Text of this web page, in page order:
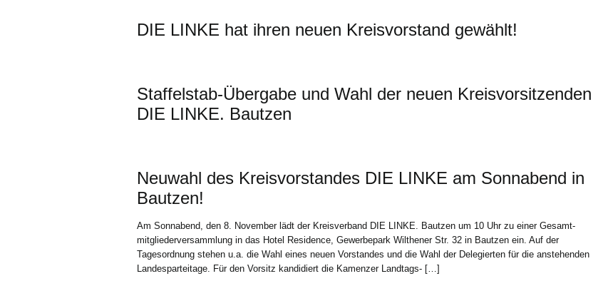
DIE LINKE hat ihren neuen Kreisvorstand gewählt!
Staffelstab-Übergabe und Wahl der neuen Kreisvorsitzenden
DIE LINKE. Bautzen
Neuwahl des Kreisvorstandes DIE LINKE am Sonnabend in
Bautzen!
Am Sonnabend, den 8. November lädt der Kreisverband DIE LINKE. Bautzen um 10 Uhr zu einer Gesamt-
mitgliederversammlung in das Hotel Residence, Gewerbepark Wilthener Str. 32 in Bautzen ein. Auf der
Tagesordnung stehen u.a. die Wahl eines neuen Vorstandes und die Wahl der Delegierten für die anstehenden
Landesparteitage. Für den Vorsitz kandidiert die Kamenzer Landtags- […]